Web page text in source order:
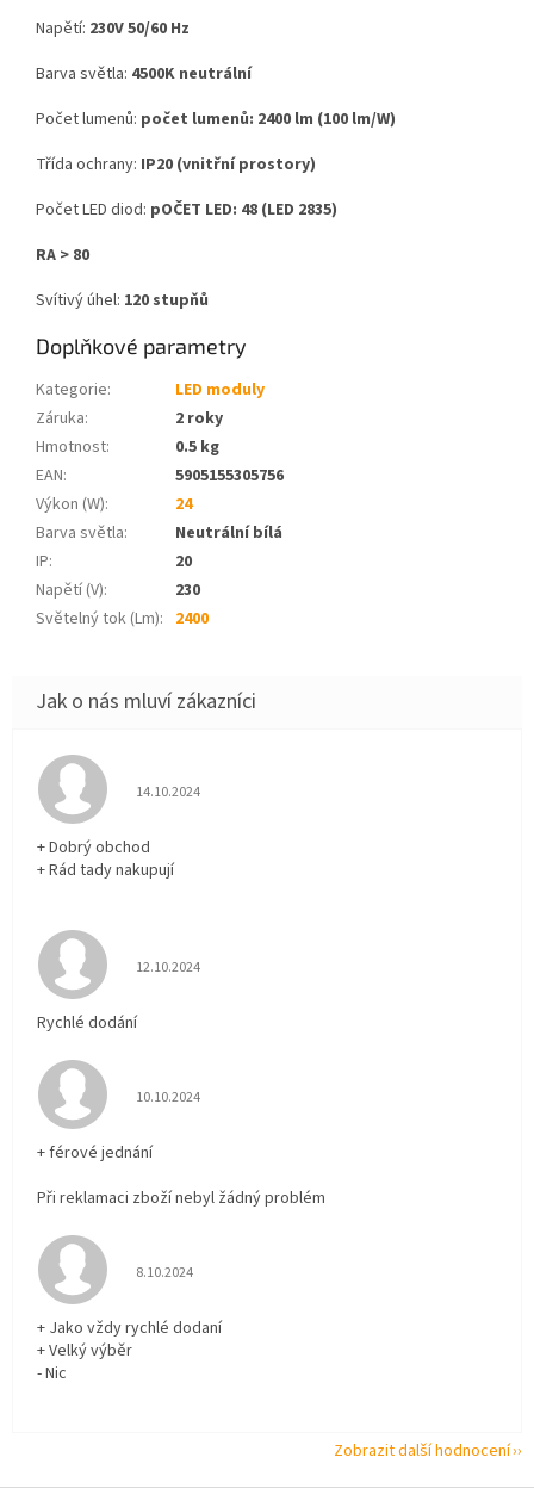
Napětí: 230V 50/60 Hz
Barva světla: 4500K neutrální
Počet lumenů: počet lumenů: 2400 lm (100 lm/W)
Třída ochrany: IP20 (vnitřní prostory)
Počet LED diod: pOČET LED: 48 (LED 2835)
RA > 80
Svítivý úhel: 120 stupňů
Doplňkové parametry
Kategorie:
LED moduly
Záruka:
2 roky
Hmotnost:
0.5 kg
EAN:
5905155305756
Výkon (W):
24
Barva světla:
Neutrální bílá
IP:
20
Napětí (V):
230
Světelný tok (Lm): 2400
Hodnocení obchodu je 5 z 5 hvězdiček.
14.10.2024
+ Dobrý obchod
+ Rád tady nakupují
Hodnocení obchodu je 5 z 5 hvězdiček.
12.10.2024
Rychlé dodání
Hodnocení obchodu je 5 z 5 hvězdiček.
10.10.2024
+ férové jednání
Při reklamaci zboží nebyl žádný problém
Hodnocení obchodu je 5 z 5 hvězdiček.
8.10.2024
+ Jako vždy rychlé dodaní
+ Velký výběr
- Nic
Zobrazit další hodnocení